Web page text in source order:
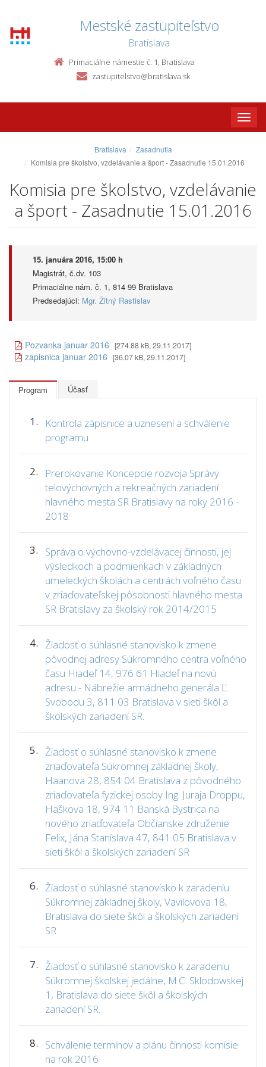
Mestské zastupiteľstvo
Bratislava
Primaciálne námestie č. 1, Bratislava
zastupitelstvo@bratislava.sk
Toggle
Bratislava
Zasadnutia
Komisia pre školstvo, vzdelávanie a šport - Zasadnutie 15.01.2016
Komisia pre školstvo, vzdelávanie
a šport - Zasadnutie 15.01.2016
15. januára 2016, 15:00 h
Magistrát, č.dv. 103
Primaciálne nám. č. 1, 814 99 Bratislava
Predsedajúci: Mgr. Žitný Rastislav
Pozvanka januar 2016 [274.88 kB, 29.11.2017]
zapisnica januar 2016 [36.07 kB, 29.11.2017]
Program Účasť
1.
Kontrola zápisnice a uznesení a schválenie
programu
2.
Prerokovanie Koncepcie rozvoja Správy
telovýchovných a rekreačných zariadení
hlavného mesta SR Bratislavy na roky 2016 -
2018
3.
Správa o výchovno-vzdelávacej činnosti, jej
výsledkoch a podmienkach v základných
umeleckých školách a centrách voľného času
v zriaďovateľskej pôsobnosti hlavného mesta
SR Bratislavy za školský rok 2014/2015
4. Žiadosť o súhlasné stanovisko k zmene
pôvodnej adresy Súkromného centra voľného
času Hiadeľ 14, 976 61 Hiadeľ na novú
adresu - Nábrežie armádneho generála Ľ.
Svobodu 3, 811 03 Bratislava v sieti škôl a
školských zariadení SR.
5. Žiadosť o súhlasné stanovisko k zmene
zriaďovateľa Súkromnej základnej školy,
Haanova 28, 854 04 Bratislava z pôvodného
zriaďovateľa fyzickej osoby Ing. Juraja Droppu,
Haškova 18, 974 11 Banská Bystrica na
nového zriaďovateľa Občianske združenie
Felix, Jána Stanislava 47, 841 05 Bratislava v
sieti škôl a školských zariadení SR
6. Žiadosť o súhlasné stanovisko k zaradeniu
Súkromnej základnej školy, Vavilovova 18,
Bratislava do siete škôl a školských zariadení
SR
7. Žiadosť o súhlasné stanovisko k zaradeniu
Súkromnej školskej jedálne, M.C. Sklodowskej
1, Bratislava do siete škôl a školských
zariadení SR.
8.
Schválenie termínov a plánu činnosti komisie
na rok 2016